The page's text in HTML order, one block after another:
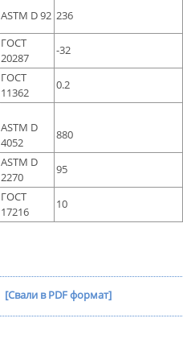
ASTM D 92 236
ГОСТ
20287
-32
ГОСТ
11362
0.2
ASTM D
4052
880
ASTM D
2270
95
ГОСТ
17216
10
[Свали в PDF формат]